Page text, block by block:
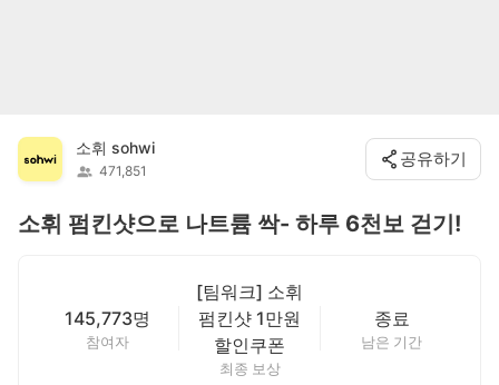
소휘 sohwi
471,851
공유하기
소휘 펌킨샷으로 나트륨 싹- 하루 6천보 걷기!
145,773명
참여자
[팀워크] 소휘
펌킨샷 1만원
할인쿠폰
최종 보상
종료
남은 기간